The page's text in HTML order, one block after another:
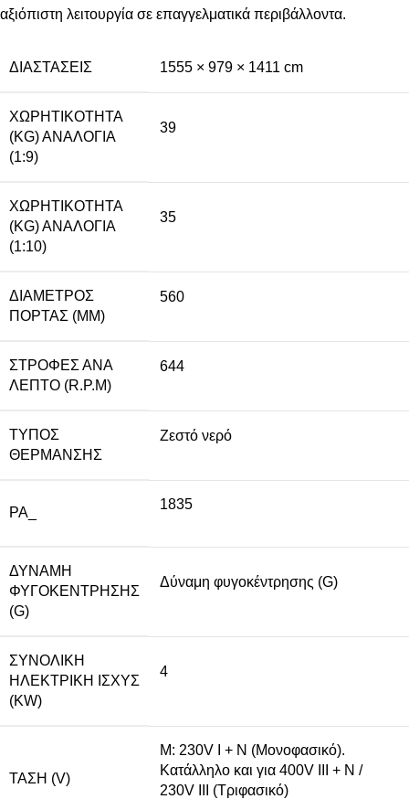
αξιόπιστη λειτουργία σε επαγγελματικά περιβάλλοντα.
ΔΙΑΣΤΆΣΕΙΣ 1555 × 979 × 1411 cm
ΧΩΡΗΤΙΚΌΤΗΤΑ
(KG) ΑΝΑΛΟΓΊΑ
(1:9)
39
ΧΩΡΗΤΙΚΌΤΗΤΑ
(KG) ΑΝΑΛΟΓΊΑ
(1:10)
35
ΔΙΆΜΕΤΡΟΣ
ΠΌΡΤΑΣ (MM)
560
ΣΤΡΟΦΈΣ ΑΝΆ
ΛΕΠΤΌ (R.P.M)
644
ΤΎΠΟΣ
ΘΈΡΜΑΝΣΗΣ
Ζεστό νερό
PA_
1835
ΔΎΝΑΜΗ
ΦΥΓΟΚΈΝΤΡΗΣΗΣ
(G)
Δύναμη φυγοκέντρησης (G)
ΣΥΝΟΛΙΚΉ
ΗΛΕΚΤΡΙΚΉ ΙΣΧΎΣ
(KW)
4
ΤΆΣΗ (V)
M: 230V I + N (Μονοφασικό).
Κατάλληλο και για 400V III + N /
230V III (Τριφασικό)